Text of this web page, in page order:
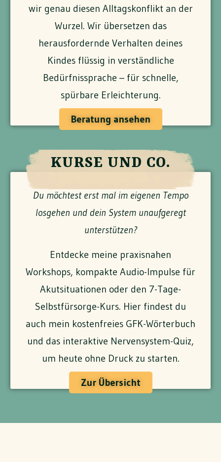
wir genau diesen Alltagskonflikt an der
Wurzel. Wir übersetzen das
herausfordernde Verhalten deines
Kindes flüssig in verständliche
Bedürfnissprache – für schnelle,
spürbare Erleichterung.
Beratung ansehen
KURSE UND CO.
Du möchtest erst mal im eigenen Tempo
losgehen und dein System unaufgeregt
unterstützen?
Entdecke meine praxisnahen
Workshops, kompakte Audio-Impulse für
Akutsituationen oder den 7-Tage-
Selbstfürsorge-Kurs. Hier findest du
auch mein kostenfreies GFK-Wörterbuch
und das interaktive Nervensystem-Quiz,
um heute ohne Druck zu starten.
Zur Übersicht